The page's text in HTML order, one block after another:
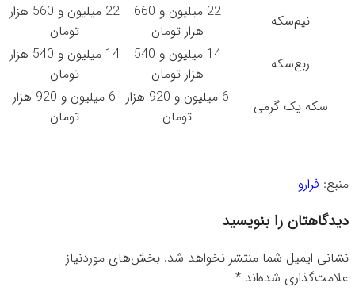
نیم‌سکه
22 میلیون و 660
هزار تومان
22 میلیون و 560 هزار
تومان
ربع‌سکه
14 میلیون و 540
هزار تومان
14 میلیون و 540 هزار
تومان
سکه یک گرمی
6 میلیون و 920 هزار
تومان
6 میلیون و 920 هزار
تومان
منبع: فرارو
دیدگاهتان را بنویسید
نشانی ایمیل شما منتشر نخواهد شد. بخش‌های موردنیاز
علامت‌گذاری شده‌اند *